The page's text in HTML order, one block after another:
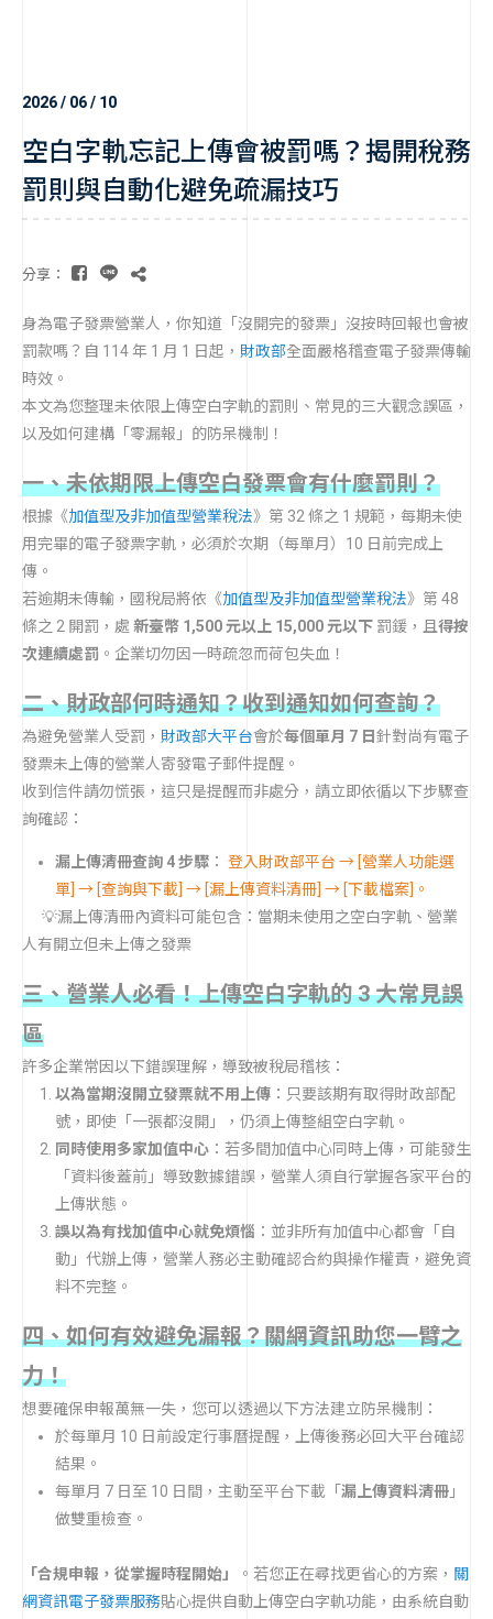
2026 / 06 / 10
空白字軌忘記上傳會被罰嗎？揭開稅務
罰則與自動化避免疏漏技巧
分享：
身為電子發票營業人，你知道「沒開完的發票」沒按時回報也會被
罰款嗎？自 114 年 1 月 1 日起， 財政部全面嚴格稽查電子發票傳輸
時效。
本文為您整理未依限上傳空白字軌的罰則、常見的三大觀念誤區，
以及如何建構「零漏報」的防呆機制！
一、未依期限上傳空白發票會有什麼罰則？
根據《加值型及非加值型營業稅法》第 32 條之 1 規範，每期未使
用完畢的電子發票字軌，必須於次期（每單月）10 日前完成上
傳。
若逾期未傳輸，國稅局將依《加值型及非加值型營業稅法》第 48
條之 2 開罰，處 新臺幣 1,500 元以上 15,000 元以下 罰鍰，且 得按
次連續處罰 。企業切勿因一時疏忽而荷包失血！
二、財政部何時通知？收到通知如何查詢？
為避免營業人受罰， 財政部大平台會於每個單月 7 日 針對尚有電子
發票未上傳的營業人寄發電子郵件提醒。
收到信件請勿慌張，這只是提醒而非處分，請立即依循以下步驟查
詢確認：
漏上傳清冊查詢 4 步驟 ： 登入財政部平台 → [營業人功能選
單] → [查詢與下載] → [漏上傳資料清冊] → [下載檔案]。
💡漏上傳清冊內資料可能包含：當期未使用之空白字軌、營業
人有開立但未上傳之發票
三、營業人必看！上傳空白字軌的 3 大常見誤
區
許多企業常因以下錯誤理解，導致被稅局稽核：
以為當期沒開立發票就不用上傳 ：只要該期有取得財政部配
號，即使「一張都沒開」，仍須上傳整組空白字軌。
同時使用多家加值中心 ：若多間加值中心同時上傳，可能發生
「資料後蓋前」導致數據錯誤，營業人須自行掌握各家平台的
上傳狀態。
誤以為有找加值中心就免煩惱 ：並非所有加值中心都會「自
動」代辦上傳，營業人務必主動確認合約與操作權責，避免資
料不完整。
四、如何有效避免漏報？關網資訊助您一臂之
力！
想要確保申報萬無一失，您可以透過以下方法建立防呆機制：
於每單月 10 日前設定行事曆提醒，上傳後務必回大平台確認
結果。
每單月 7 日至 10 日間，主動至平台下載「 漏上傳資料清冊 」
做雙重檢查。
「合規申報，從掌握時程開始」 。若您正在尋找更省心的方案， 關
網資訊電子發票服務貼心提供自動上傳空白字軌功能，由系統自動